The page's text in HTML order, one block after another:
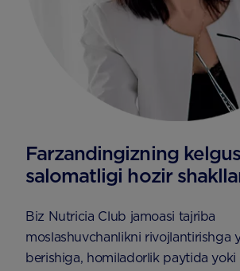
Farzandingizning
salomatligi hozir
Biz Nutricia Club jamoasi tajriba
moslashuvchanlikni rivojlantirishga
berishiga, homiladorlik paytida yoki